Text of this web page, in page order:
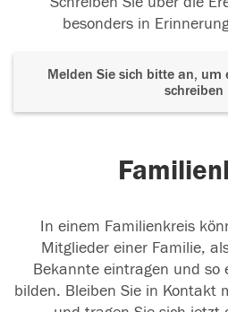
besonders in
Melden Sie sich bitte an, um
schreiben
In einem Familienkreis
Mitglieder einer Familie,
Bekannte eintragen und so
bilden. Bleiben Sie in Kontakt